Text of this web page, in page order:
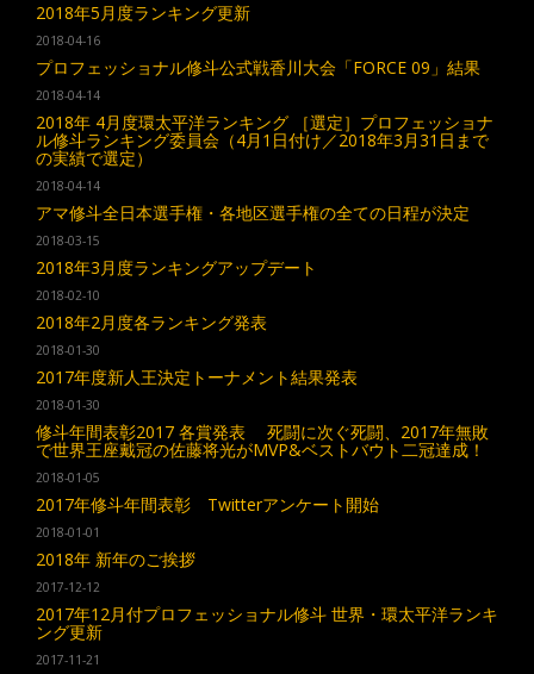
2018年5月度ランキング更新
2018-04-16
プロフェッショナル修斗公式戦香川大会「FORCE 09」結果
2018-04-14
2018年 4月度環太平洋ランキング ［選定］プロフェッショナ
ル修斗ランキング委員会（4月1日付け／2018年3月31日まで
の実績で選定）
2018-04-14
アマ修斗全日本選手権・各地区選手権の全ての日程が決定
2018-03-15
2018年3月度ランキングアップデート
2018-02-10
2018年2月度各ランキング発表
2018-01-30
2017年度新人王決定トーナメント結果発表
2018-01-30
修斗年間表彰2017 各賞発表 死闘に次ぐ死闘、2017年無敗
で世界王座戴冠の佐藤将光がMVP&ベストバウト二冠達成！
2018-01-05
2017年修斗年間表彰 Twitterアンケート開始
2018-01-01
2018年 新年のご挨拶
2017-12-12
2017年12月付プロフェッショナル修斗 世界・環太平洋ランキ
ング更新
2017-11-21